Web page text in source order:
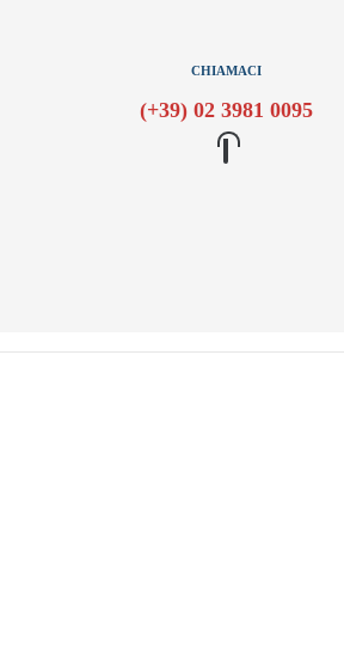
CHIAMACI
(+39) 02 3981 0095